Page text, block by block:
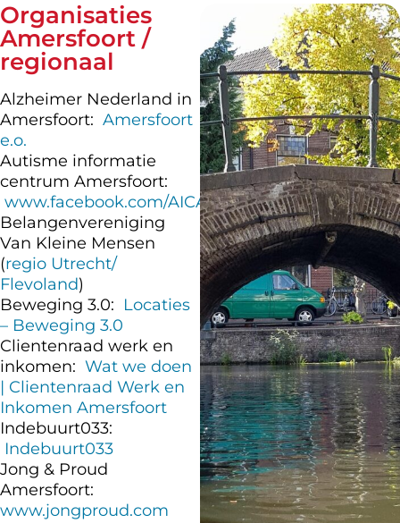
Organisaties
Amersfoort /
regionaal
Alzheimer Nederland in
Amersfoort: Amersfoort
e.o.
Autisme informatie
centrum Amersfoort:
www.facebook.com/AICAmersfoort/
Belangenvereniging
Van Kleine Mensen
(regio Utrecht/
Flevoland)
Beweging 3.0: Locaties
– Beweging 3.0
Clientenraad werk en
inkomen: Wat we doen
| Clientenraad Werk en
Inkomen Amersfoort
Indebuurt033:
Indebuurt033
Jong & Proud
Amersfoort:
www.jongproud.com